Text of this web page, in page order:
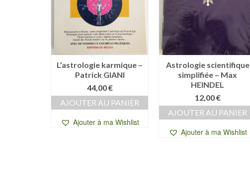
L’astrologie karmique –
Patrick GIANI
44,00€
AJOUTER AU PANIER
Ajouter à ma Wishlist
Astrologie scientifique
simplifiée – Max
HEINDEL
12,00€
AJOUTER AU PANIER
Ajouter à ma Wishlist